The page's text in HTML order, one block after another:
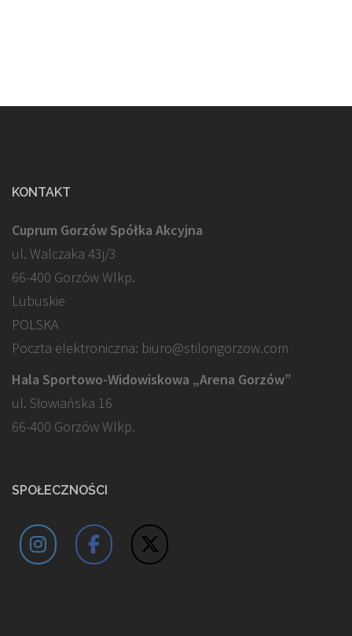
KONTAKT
Cuprum Gorzów Spółka Akcyjna
ul. Walczaka 43j/3
66-400 Gorzów Wlkp.
Lubuskie
POLSKA
Poczta elektroniczna: biuro@stilongorzow.com
Hala Sportowo-Widowiskowa „Arena Gorzów”
ul. Słowiańska 16
66-400 Gorzów Wlkp.
SPOŁECZNOŚCI